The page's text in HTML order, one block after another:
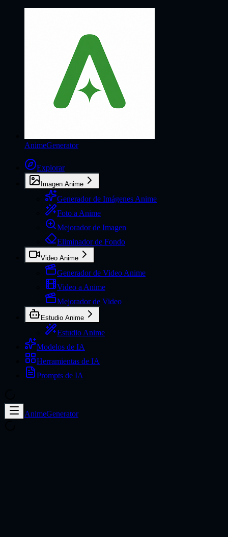
AnimeGenerator
Explorar
Imagen Anime
Generador de Imágenes Anime
Foto a Anime
Mejorador de Imagen
Eliminador de Fondo
Video Anime
Generador de Video Anime
Video a Anime
Mejorador de Video
Estudio Anime
Estudio Anime
Modelos de IA
Herramientas de IA
Prompts de IA
AnimeGenerator